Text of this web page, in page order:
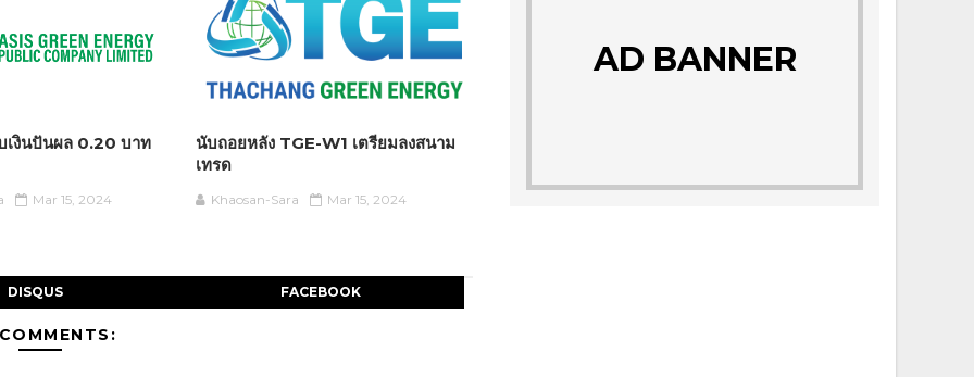
เงินปันผล 0.20 บาท
Mar 15, 2024
นับถอยหลัง TGE-W1 เตรียมลงสนาม
เทรด
Khaosan-Sara Mar 15, 2024
DISQUS FACEBOOK
AD BANNER